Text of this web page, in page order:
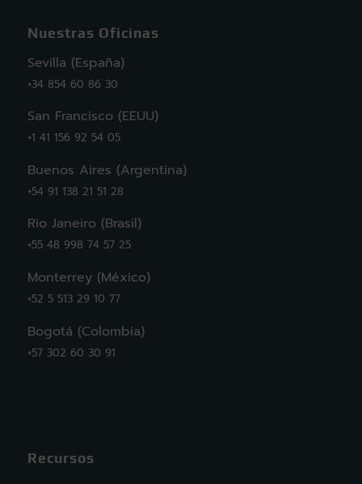
Nuestras Oficinas
Sevilla (España)
+34 854 60 86 30
San Francisco (EEUU)
+1 41 156 92 54 05
Buenos Aires (Argentina)
+54 91 138 21 51 28
Rio Janeiro (Brasil)
+55 48 998 74 57 25
Monterrey (México)
+52 5 513 29 10 77
Bogotá (Colombia)
+57 302 60 30 91
Recursos